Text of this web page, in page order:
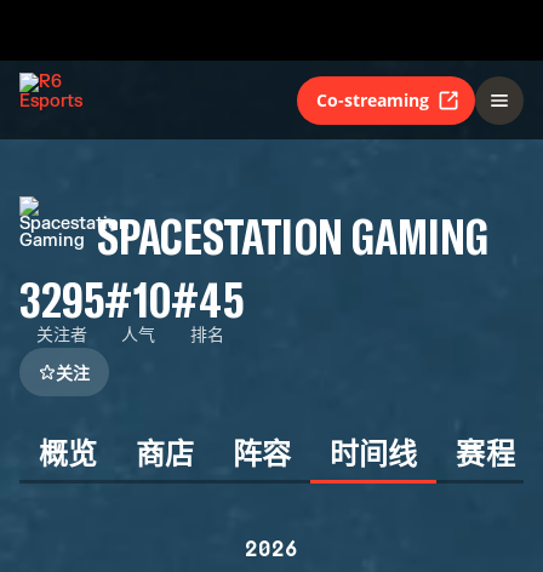
Co-streaming
SPACESTATION GAMING
3295
关注者
#10
人气
#45
排名
关注
概览 商店 阵容 时间线 赛程
2026